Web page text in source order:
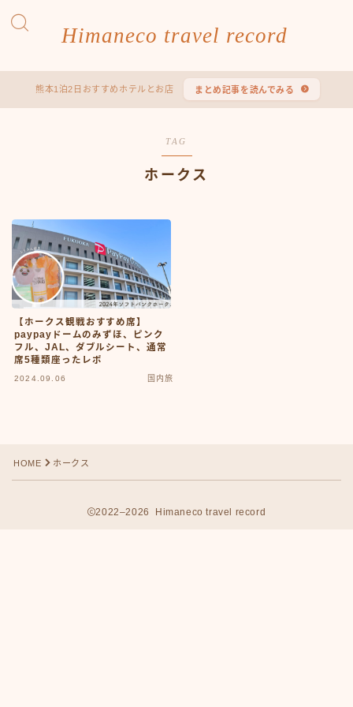
Himaneco travel record
熊本1泊2日おすすめホテルとお店 まとめ記事を読んでみる
TAG
ホークス
【ホークス観戦おすすめ席】
paypayドームのみずほ、ピンク
フル、JAL、ダブルシート、通常
席5種類座ったレポ
2024.09.06 国内旅
HOME ホークス
2022–2026 Himaneco travel record